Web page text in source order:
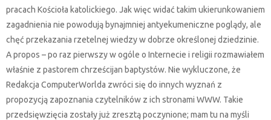
pracach Kościoła katolickiego. Jak więc widać takim ukierunkowaniem
zagadnienia nie powodują bynajmniej antyekumeniczne poglądy, ale
chęć przekazania rzetelnej wiedzy w dobrze określonej dziedzinie.
A propos – po raz pierwszy w ogóle o Internecie i religii rozmawiałem
właśnie z pastorem chrześcijan baptystów. Nie wykluczone, że
Redakcja ComputerWorlda zwróci się do innych wyznań z
propozycją zapoznania czytelników z ich stronami WWW. Takie
przedsięwzięcia zostały już zresztą poczynione; mam tu na myśli